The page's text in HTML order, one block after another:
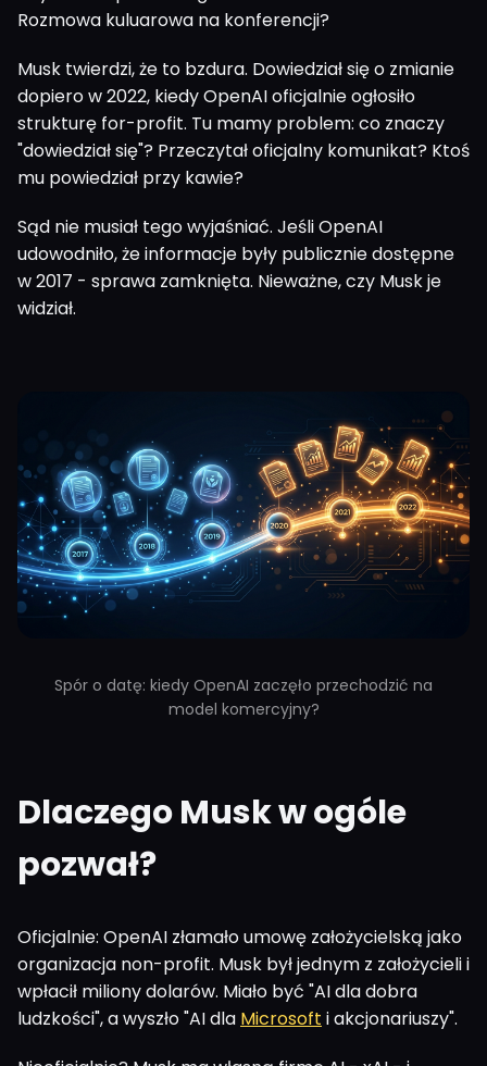
Rozmowa kuluarowa na konferencji?
Musk twierdzi, że to bzdura. Dowiedział się o zmianie
dopiero w 2022, kiedy OpenAI oficjalnie ogłosiło
strukturę for-profit. Tu mamy problem: co znaczy
"dowiedział się"? Przeczytał oficjalny komunikat? Ktoś
mu powiedział przy kawie?
Sąd nie musiał tego wyjaśniać. Jeśli OpenAI
udowodniło, że informacje były publicznie dostępne
w 2017 - sprawa zamknięta. Nieważne, czy Musk je
widział.
Spór o datę: kiedy OpenAI zaczęło przechodzić na
model komercyjny?
Dlaczego Musk w ogóle
pozwał?
Oficjalnie: OpenAI złamało umowę założycielską jako
organizacja non-profit. Musk był jednym z założycieli i
wpłacił miliony dolarów. Miało być "AI dla dobra
ludzkości", a wyszło "AI dla Microsoft i akcjonariuszy".